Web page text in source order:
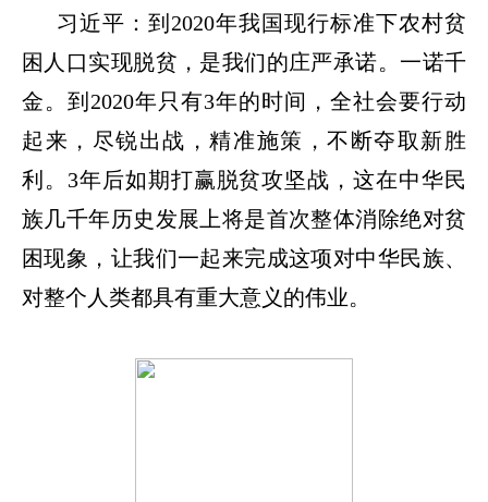
习近平：到 2020年我国现行标准下农村贫
困人口实现脱贫，是我们的庄严承诺。一诺千
金。到2020年只有3年的时间，全社会要行动
起来，尽锐出战，精准施策，不断夺取新胜
利。3年后如期打赢脱贫攻坚战，这在中华民
族几千年历史发展上将是首次整体消除绝对贫
困现象，让我们一起来完成这项对中华民族、
对整个人类都具有重大意义的伟业。